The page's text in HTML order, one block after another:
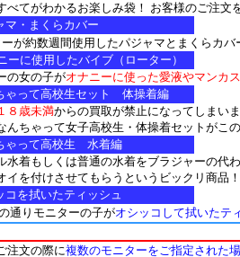
べてがわかるお楽しみ袋！ お客様のご注
マ・まくらカバー
が約数週間使用したパジャマとまくらカ
ーに使用したバイブ（ローター）
の女の子がオナニーに使った愛液やマンカ
ゃって高校生セット 体操着編
８歳未満からの買取が禁止になってしまい
んちゃって女子高校生・体操着セットがこ
ゃって高校生 水着編
水着もしくは普通の水着をブラジャーの代
イを付けさせてもらうというビックリ商品
コを拭いたティッシュ
通りモニターの子がオシッコして拭いたテ
注文の際に複数のモニターをご指定された